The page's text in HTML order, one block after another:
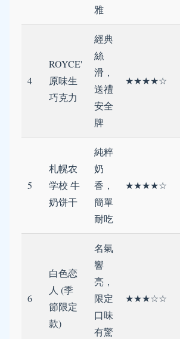
雅
4
ROYCE'
原味生
巧克力
經典
絲
滑，
送禮
安全
牌
★★★★☆
5
札幌农
学校 牛
奶饼干
純粹
奶
香，
簡單
耐吃
★★★★☆
6
白色恋
人 (季
節限定
款)
名氣
響
亮，
限定
口味
有驚
★★★☆☆